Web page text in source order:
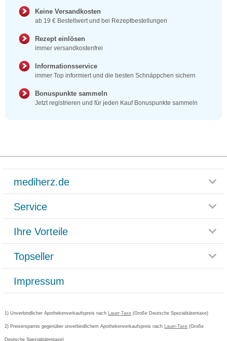
Keine Versandkosten
ab 19 € Bestellwert und bei Rezeptbestellungen
Rezept einlösen
immer versandkostenfrei
Informationsservice
immer Top informiert und die besten Schnäppchen sichern
Bonuspunkte sammeln
Jetzt registrieren und für jeden Kauf Bonuspunkte sammeln
mediherz.de
Glossar
Häufig gestellte Fragen
Datenschutz
AGB
Cookie-Einstellungen
Vertrag widerrufen
Service
Rücksendemöglichkeit
Paketlieferstatus
Versandkosten
Bestellschein ausfüllen
Newsletteranmeldung
Ihre Vorteile
Rezeptlieferung
Bonusprogramm
Gutschein und Rabatte
Kundenbewertung
Topseller
Grippostad
Bepanthen
Impressum
1) Unverbindlicher Apothekenverkaufspreis nach Lauer-Taxe (Große Deutsche Spezialitätentaxe)
2) Preisersparnis gegenüber unverbindlichem Apothekenverkaufspreis nach Lauer-Taxe (Große
Deutsche Spezialitätentaxe)